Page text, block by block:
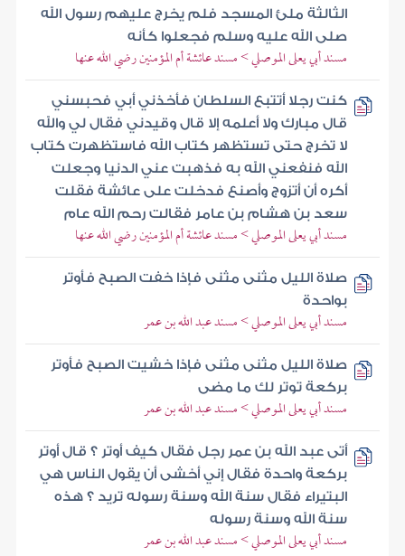
الثالثة ملئ المسجد فلم يخرج عليهم رسول الله
صلى الله عليه وسلم فجعلوا كأنه
مسند أبي يعلى الموصلي > مسند عائشة أم المؤمنين رضي الله عنها
كنت رجلا أتتبع السلطان فأخذني أبي فحبسني
قال مبارك ولا أعلمه إلا قال وقيدني فقال لي والله
لا تخرج حتى تستظهر كتاب الله فاستظهرت كتاب
الله فنفعني الله به فذهبت عني الدنيا وجعلت
أكره أن أتزوج وأصنع فدخلت على عائشة فقلت
سعد بن هشام بن عامر فقالت رحم الله عام
مسند أبي يعلى الموصلي > مسند عائشة أم المؤمنين رضي الله عنها
صلاة الليل مثنى مثنى فإذا خفت الصبح فأوتر
بواحدة
مسند أبي يعلى الموصلي > مسند عبد الله بن عمر
صلاة الليل مثنى مثنى فإذا خشيت الصبح فأوتر
بركعة توتر لك ما مضى
مسند أبي يعلى الموصلي > مسند عبد الله بن عمر
أتى عبد الله بن عمر رجل فقال كيف أوتر ؟ قال أوتر
بركعة واحدة فقال إني أخشى أن يقول الناس هي
البتيراء فقال سنة الله وسنة رسوله تريد ؟ هذه
سنة الله وسنة رسوله
مسند أبي يعلى الموصلي > مسند عبد الله بن عمر